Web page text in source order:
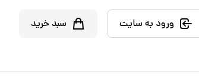
ورود به سایت سبد خرید